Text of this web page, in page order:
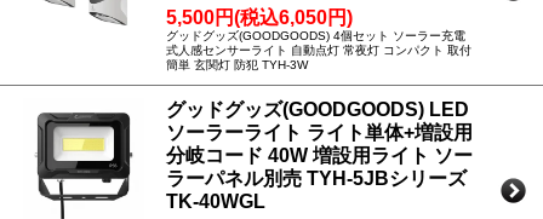
5,500円(税込6,050円)
グッドグッズ(GOODGOODS) 4個セット ソーラー充電
式人感センサーライト 自動点灯 常夜灯 コンパクト 取付
簡単 玄関灯 防犯 TYH-3W
グッドグッズ(GOODGOODS) LED
ソーラーライト ライト単体+増設用
分岐コード 40W 増設用ライト ソー
ラーパネル別売 TYH-5JBシリーズ
TK-40WGL